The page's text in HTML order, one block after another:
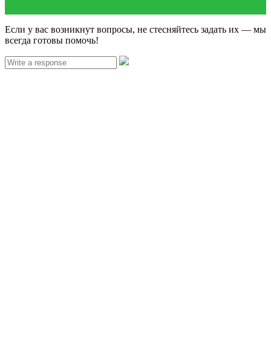
Если у вас возникнут вопросы, не стесняйтесь задать их — мы
всегда готовы помочь!